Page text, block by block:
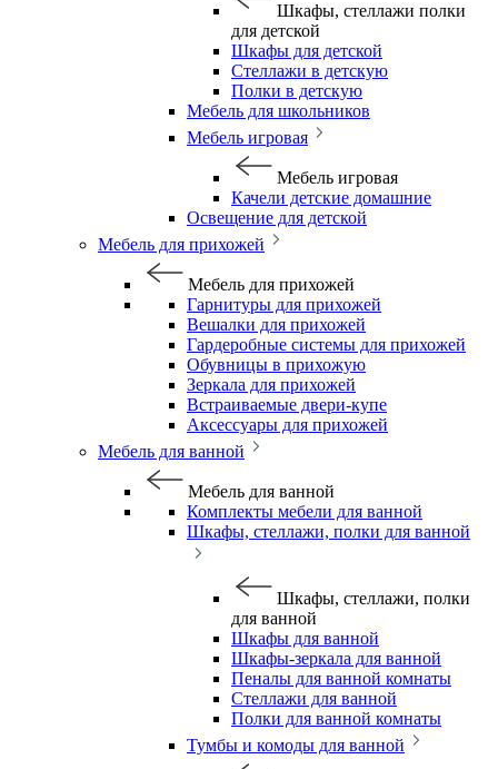
Шкафы, стеллажи полки
для детской
Шкафы для детской
Стеллажи в детскую
Полки в детскую
Мебель для школьников
Мебель игровая
Мебель игровая
Качели детские домашние
Освещение для детской
Мебель для прихожей
Мебель для прихожей
Гарнитуры для прихожей
Вешалки для прихожей
Гардеробные системы для прихожей
Обувницы в прихожую
Зеркала для прихожей
Встраиваемые двери-купе
Аксессуары для прихожей
Мебель для ванной
Мебель для ванной
Комплекты мебели для ванной
Шкафы, стеллажи, полки для ванной
Шкафы, стеллажи, полки
для ванной
Шкафы для ванной
Шкафы-зеркала для ванной
Пеналы для ванной комнаты
Стеллажи для ванной
Полки для ванной комнаты
Тумбы и комоды для ванной